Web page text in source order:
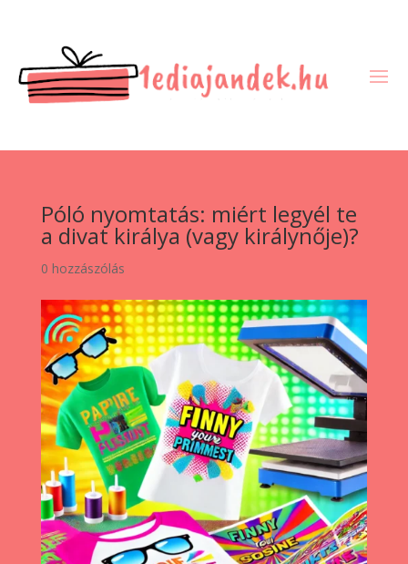
Póló nyomtatás: miért legyél te
a divat királya (vagy királynője)?
0 hozzászólás